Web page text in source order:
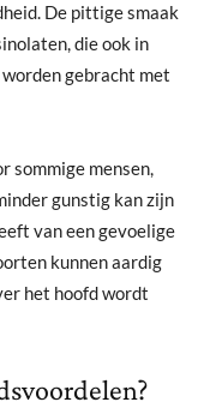
De pittige smaak
die ook in
gebracht met
sommige mensen,
gunstig kan zijn
van een gevoelige
kunnen aardig
het hoofd wordt